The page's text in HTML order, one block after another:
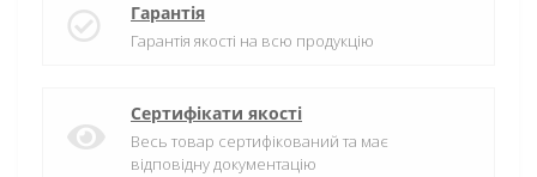
Гарантія
Гарантія якості на всю продукцію
Сертифікати якості
Весь товар сертифікований та має
відповідну документацію